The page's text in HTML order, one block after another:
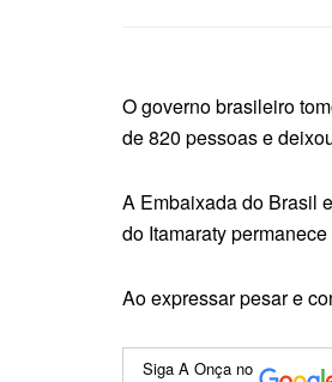
O governo brasileiro
de 820 pessoas e
A Embaixada do Brasil
do Itamaraty
Ao expressar pesar e
Siga A Onça no